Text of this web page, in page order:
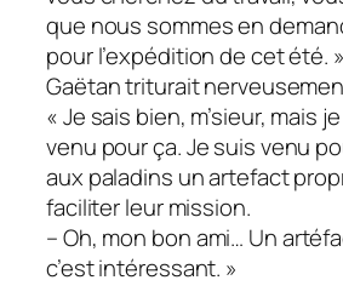
que nous sommes en
pour l’expédition de cet été. »
Gaëtan triturait
« Je sais bien, m’sieur, mais
venu pour ça. Je suis venu
aux paladins un artefact
faciliter leur mission.
– Oh, mon bon ami… Un
c’est intéressant. »